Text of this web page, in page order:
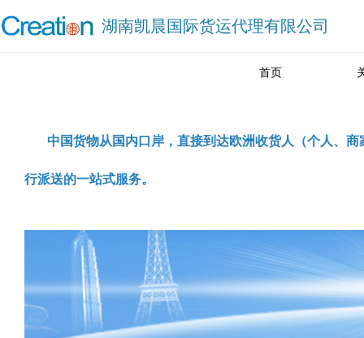
湖南凯晨国际货运代理有限公司
首页
中国货物从国内口岸，直接到达欧洲收货人（个人、商
行派送的一站式服务。